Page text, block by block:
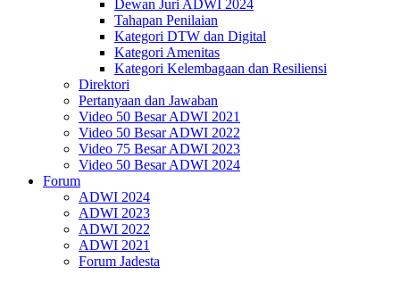
Dewan Juri ADWI 2024
Tahapan Penilaian
Kategori DTW dan Digital
Kategori Amenitas
Kategori Kelembagaan dan Resiliensi
Direktori
Pertanyaan dan Jawaban
Video 50 Besar ADWI 2021
Video 50 Besar ADWI 2022
Video 75 Besar ADWI 2023
Video 50 Besar ADWI 2024
Forum
ADWI 2024
ADWI 2023
ADWI 2022
ADWI 2021
Forum Jadesta